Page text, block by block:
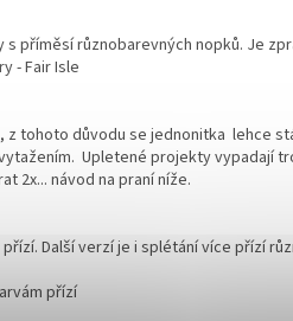
příměsí různobarevných nopků. Je
- Fair Isle
tohoto důvodu se jednonitka lehce
Upletené projekty vypadají
2x... návod na praní níže.
Další verzí je i splétání více přízí
přízí